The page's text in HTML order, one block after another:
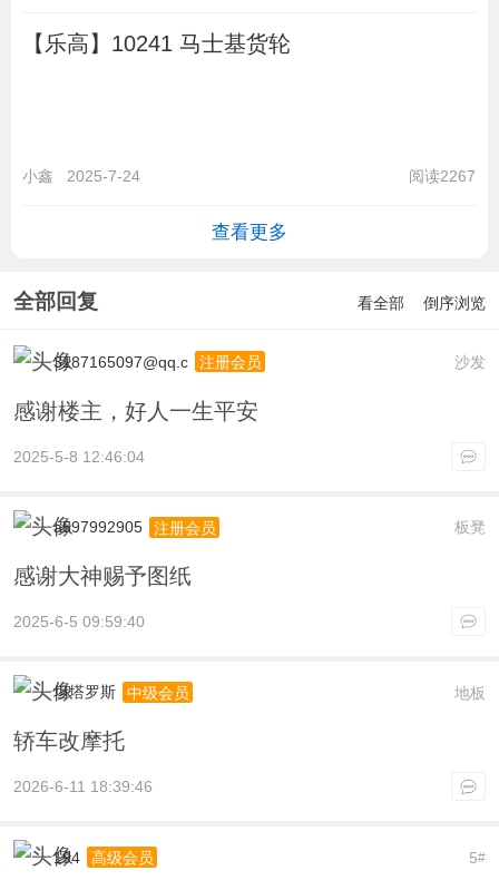
【乐高】10241 马士基货轮
小鑫 2025-7-24 阅读2267
查看更多
全部回复 看全部 倒序浏览
沙发
3187165097@qq.c 注册会员
感谢楼主，好人一生平安
2025-5-8 12:46:04
板凳
a597992905 注册会员
感谢大神赐予图纸
2025-6-5 09:59:40
地板
坦塔罗斯 中级会员
轿车改摩托
2026-6-11 18:39:46
5#
194 高级会员